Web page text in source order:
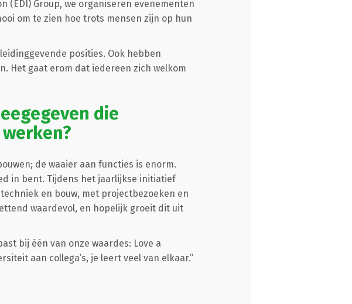
(EDI) Group, we organiseren evenementen
om te zien hoe trots mensen zijn op hun
posities. Ook hebben
Het gaat erom dat iedereen zich welkom
die
de waaier aan functies is enorm.
in bent. Tijdens het jaarlijkse initiatief
en bouw, met projectbezoeken en
waardevol, en hopelijk groeit dit uit
bij één van onze waardes: Love a
aan collega’s, je leert veel van elkaar.”